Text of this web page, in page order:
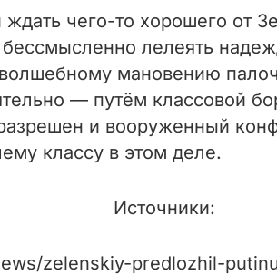
чего-то хорошего от
лелеять
мановению
— путём классовой
и вооруженный
классу в этом деле.
Источники:
zelenskiy-predlozhil-